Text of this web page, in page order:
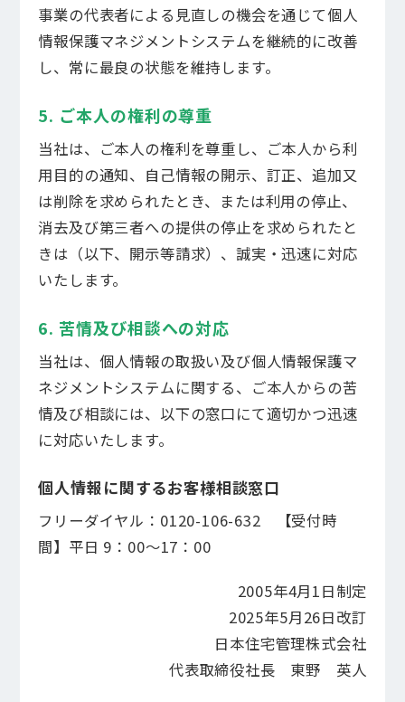
日本住宅管理のマンション管理
管理会社変更の流れ
管理会社変更Q＆A
お客様の声
自主管理マンションの
法人のお客様
お問い合わせ
採用情報
事業の代表者による見直しの機会を通じて個人
情報保護マネジメントシステムを継続的に改善
し、常に最良の状態を維持します。
5. ご本人の権利の尊重
当社は、ご本人の権利を尊重し、ご本人から利
用目的の通知、自己情報の開示、訂正、追加又
は削除を求められたとき、または利用の停止、
消去及び第三者への提供の停止を求められたと
きは（以下、開示等請求）、誠実・迅速に対応
いたします。
6. 苦情及び相談への対応
当社は、個人情報の取扱い及び個人情報保護マ
ネジメントシステムに関する、ご本人からの苦
情及び相談には、以下の窓口にて適切かつ迅速
に対応いたします。
個人情報に関するお客様相談窓口
フリーダイヤル：0120-106-632 【受付時
間】平日 9：00～17：00
2005年4月1日制定
2025年5月26日改訂
日本住宅管理株式会社
代表取締役社長 東野 英人